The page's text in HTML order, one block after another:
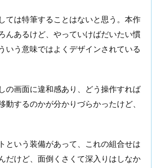
ては特筆することはないと思う。本作
んあるけど、やっていけばだいたい慣
いう意味ではよくデザインされている
の画面に違和感あり、どう操作すれば
動するのかが分かりづらかったけど、
という装備があって、これの組合せは
だけど、面倒くさくて深入りはしなか